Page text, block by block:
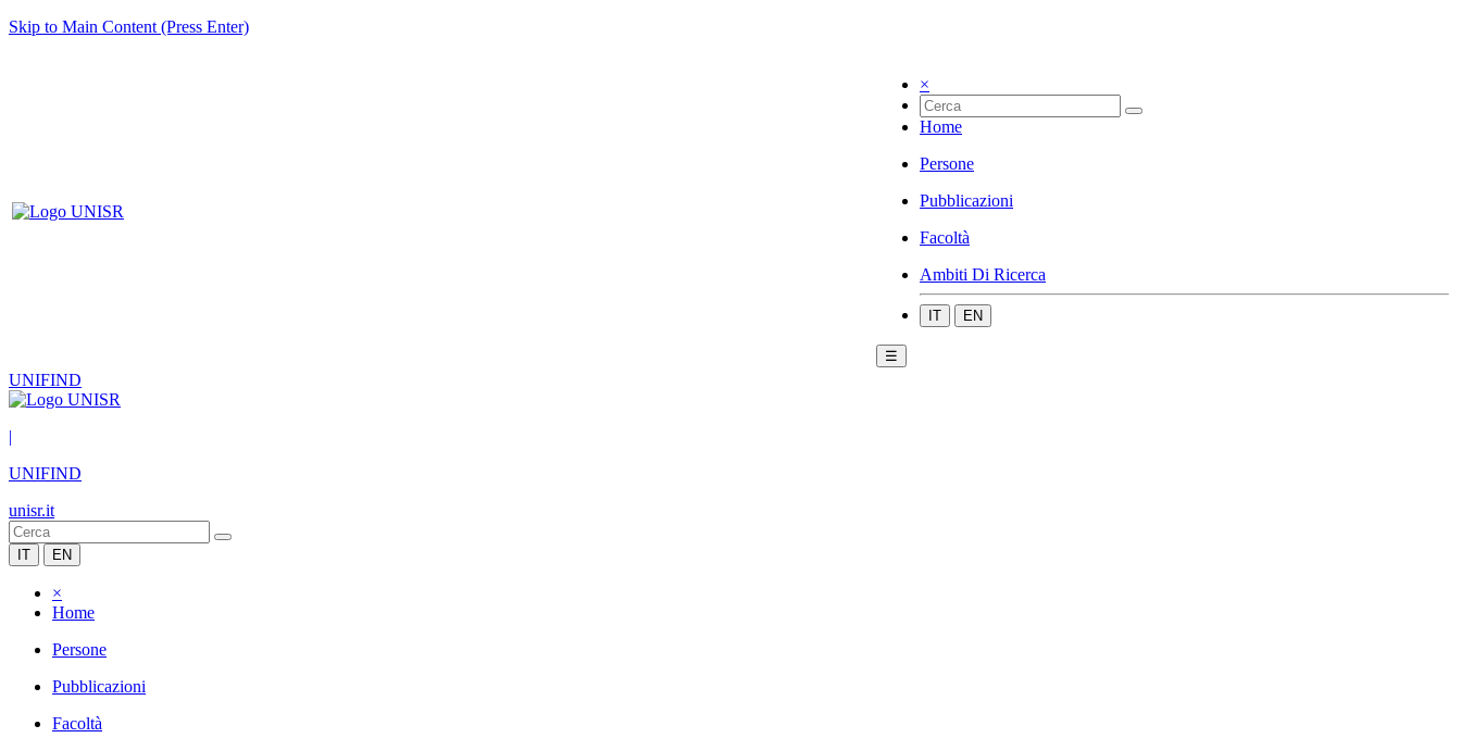
Skip to Main Content (Press Enter)
×
Home
Persone
Pubblicazioni
Facoltà
Ambiti Di Ricerca
IT EN
☰
UNIFIND
|
UNIFIND
unisr.it
IT EN
×
Home
Persone
Pubblicazioni
Facoltà